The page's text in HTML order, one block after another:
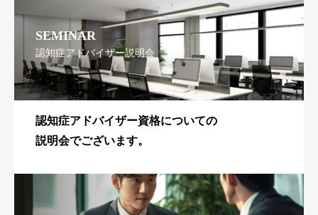
SEMINAR
認知症アドバイザー説明会
認知症アドバイザー資格についての
説明会でございます。